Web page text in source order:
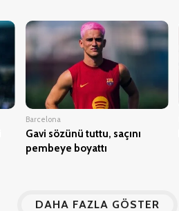
Barcelona
Gavi sözünü tuttu, saçını
pembeye boyattı